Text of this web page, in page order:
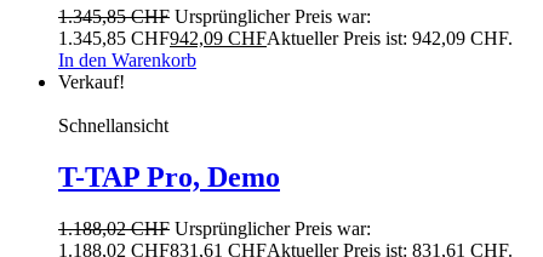
1.345,85CHF Ursprünglicher Preis war:
1.345,85 CHF942,09 CHFAktueller Preis ist: 942,09 CHF.
In den Warenkorb
Verkauf!
Schnellansicht
T-TAP Pro, Demo
1.188,02CHF Ursprünglicher Preis war:
1.188,02 CHF831,61 CHFAktueller Preis ist: 831,61 CHF.